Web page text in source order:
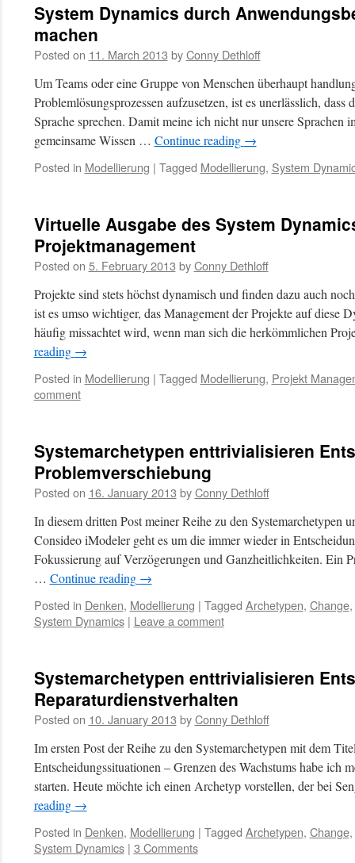
System Dynamics durch
machen
Posted on 11. March 2013 by Conny Dethloff
Um Teams oder eine Gruppe von Menschen überhaupt
Problemlösungsprozessen aufzusetzen, ist es unerlässlich,
Sprache sprechen. Damit meine ich nicht nur unsere Sprachen
gemeinsame Wissen … Continue reading →
Posted in Modellierung | Tagged Modellierung, System
Virtuelle Ausgabe des System
Projektmanagement
Posted on 5. February 2013 by Conny Dethloff
Projekte sind stets höchst dynamisch und finden dazu auch
ist es umso wichtiger, das Management der Projekte auf diese
häufig missachtet wird, wenn man sich die herkömmlichen
reading →
Posted in Modellierung | Tagged Modellierung, Projekt
comment
Systemarchetypen enttrivialisieren
Problemverschiebung
Posted on 16. January 2013 by Conny Dethloff
In diesem dritten Post meiner Reihe zu den Systemarchetypen
Consideo iModeler geht es um die immer wieder in
Fokussierung auf Verzögerungen und Ganzheitlichkeiten. Ein
… Continue reading →
Posted in Denken, Modellierung | Tagged Archetypen, Change,
System Dynamics | Leave a comment
Systemarchetypen enttrivialisieren
Reparaturdienstverhalten
Posted on 10. January 2013 by Conny Dethloff
Im ersten Post der Reihe zu den Systemarchetypen mit dem
Entscheidungssituationen – Grenzen des Wachstums habe ich
starten. Heute möchte ich einen Archetyp vorstellen, der bei
reading →
Posted in Denken, Modellierung | Tagged Archetypen, Change,
System Dynamics | 3 Comments